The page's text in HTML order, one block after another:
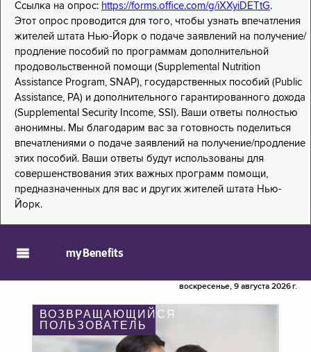
Ссылка на опрос: https://forms.office.com/g/iXXyiDETtG.
Этот опрос проводится для того, чтобы узнать впечатления
жителей штата Нью-Йорк о подаче заявлений на получение/
продление пособий по программам дополнительной
продовольственной помощи (Supplemental Nutrition
Assistance Program, SNAP), государственных пособий (Public
Assistance, PA) и дополнительного гарантированного дохода
(Supplemental Security Income, SSI). Ваши ответы полностью
анонимны. Мы благодарим вас за готовность поделиться
впечатлениями о подаче заявлений на получение/продление
этих пособий. Ваши ответы будут использованы для
совершенствования этих важных программ помощи,
предназначенных для вас и других жителей штата Нью-
Йорк.
myBenefits
воскресенье, 9 августа 2026 г.
ВОЗВРАЩАЮЩИЙСЯ
ПОЛЬЗОВАТЕЛЬ